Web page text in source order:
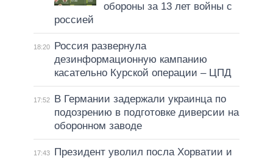
обороны за 13 лет войны с
россией
18:20
Россия развернула
дезинформационную кампанию
касательно Курской операции – ЦПД
17:52
В Германии задержали украинца по
подозрению в подготовке диверсии на
оборонном заводе
17:43
Президент уволил посла Хорватии и